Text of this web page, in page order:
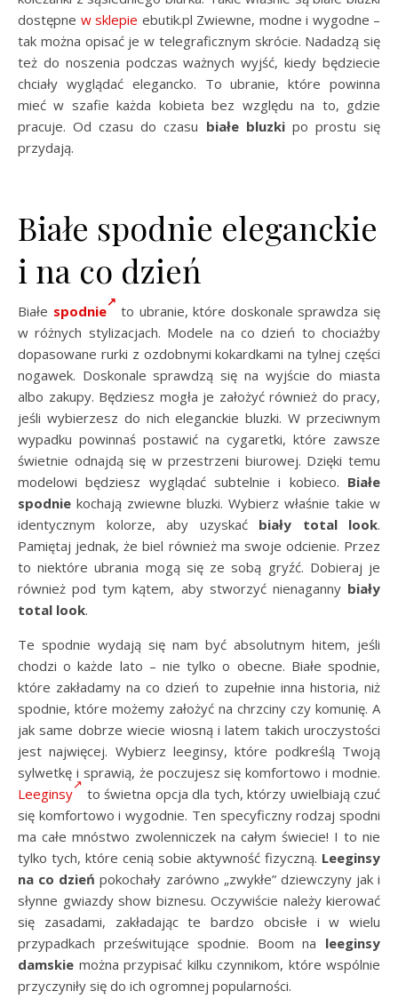
dostępne w sklepie ebutik.pl Zwiewne, modne i wygodne –
tak można opisać je w telegraficznym skrócie. Nadadzą się
też do noszenia podczas ważnych wyjść, kiedy będziecie
chciały wyglądać elegancko. To ubranie, które powinna
mieć w szafie każda kobieta bez względu na to, gdzie
pracuje. Od czasu do czasu białe bluzkipo prostu się
przydają.
Białe spodnie eleganckie
i na co dzień
Białe spodnie
to ubranie, które doskonale sprawdza się
w różnych stylizacjach. Modele na co dzień to chociażby
dopasowane rurki z ozdobnymi kokardkami na tylnej części
nogawek. Doskonale sprawdzą się na wyjście do miasta
albo zakupy. Będziesz mogła je założyć również do pracy,
jeśli wybierzesz do nich eleganckie bluzki. W przeciwnym
wypadku powinnaś postawić na cygaretki, które zawsze
świetnie odnajdą się w przestrzeni biurowej. Dzięki temu
modelowi będziesz wyglądać subtelnie i kobieco. Białe
spodnie kochają zwiewne bluzki. Wybierz właśnie takie w
identycznym kolorze, aby uzyskać biały total look.
Pamiętaj jednak, że biel również ma swoje odcienie. Przez
to niektóre ubrania mogą się ze sobą gryźć. Dobieraj je
również pod tym kątem, aby stworzyć nienaganny biały
total look.
Te spodnie wydają się nam być absolutnym hitem, jeśli
chodzi o każde lato – nie tylko o obecne. Białe spodnie,
które zakładamy na co dzień to zupełnie inna historia, niż
spodnie, które możemy założyć na chrzciny czy komunię. A
jak same dobrze wiecie wiosną i latem takich uroczystości
jest najwięcej. Wybierz leeginsy, które podkreślą Twoją
sylwetkę i sprawią, że poczujesz się komfortowo i modnie.
Leeginsy
to świetna opcja dla tych, którzy uwielbiają czuć
się komfortowo i wygodnie. Ten specyficzny rodzaj spodni
ma całe mnóstwo zwolenniczek na całym świecie! I to nie
tylko tych, które cenią sobie aktywność fizyczną. Leeginsy
na co dzień pokochały zarówno „zwykłe” dziewczyny jak i
słynne gwiazdy show biznesu. Oczywiście należy kierować
się zasadami, zakładając te bardzo obcisłe i w wielu
przypadkach prześwitujące spodnie. Boom na leeginsy
damskie można przypisać kilku czynnikom, które wspólnie
przyczyniły się do ich ogromnej popularności.